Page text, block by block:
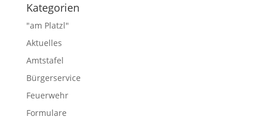
Kategorien
"am Platzl"
Aktuelles
Amtstafel
Bürgerservice
Feuerwehr
Formulare